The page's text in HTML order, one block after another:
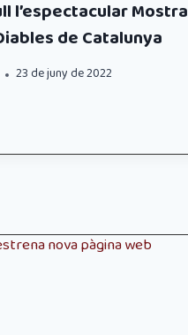
l’espectacular Mostra
de Catalunya
23 de juny de 2022